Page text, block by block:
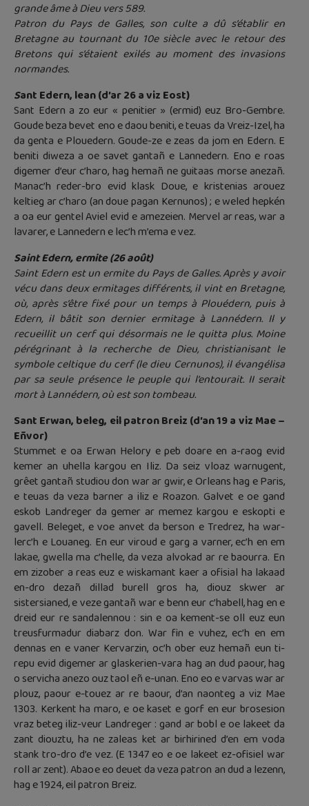
grande âme à Dieu vers 589.
Patron du Pays de Galles, son culte a dû s’établir en
Bretagne au tournant du 10e siècle avec le retour des
Bretons qui s’étaient exilés au moment des invasions
normandes.
Sant Edern, lean (d’ar 26 a viz Eost)
Sant Edern a zo eur « penitier » (ermid) euz Bro-Gembre.
Goude beza bevet eno e daou beniti, e teuas da Vreiz-Izel, ha
da genta e Plouedern. Goude-ze e zeas da jom en Edern. E
beniti diweza a oe savet gantañ e Lannedern. Eno e roas
digemer d’eur c’haro, hag hemañ ne guitaas morse anezañ.
Manac’h reder-bro evid klask Doue, e kristenias arouez
keltieg ar c’haro (an doue pagan Kernunos) ; e weled hepkén
a oa eur gentel Aviel evid e amezeien. Mervel ar reas, war a
lavarer, e Lannedern e lec’h m’ema e vez.
Saint Edern, ermite (26 août)
Saint Edern est un ermite du Pays de Galles. Après y avoir
vécu dans deux ermitages différents, il vint en Bretagne,
où, après s’être fixé pour un temps à Plouédern, puis à
Edern, il bâtit son dernier ermitage à Lannédern. Il y
recueillit un cerf qui désormais ne le quitta plus. Moine
pérégrinant à la recherche de Dieu, christianisant le
symbole celtique du cerf (le dieu Cernunos), il évangélisa
par sa seule présence le peuple qui l’entourait. II serait
mort à Lannédern, où est son tombeau.
Sant Erwan, beleg, eil patron Breiz (d’an 19 a viz Mae –
Eñvor)
Stummet e oa Erwan Helory e peb doare en a-raog evid
kemer an uhella kargou en Iliz. Da seiz vloaz warnugent,
grêet gantañ studiou don war ar gwir, e Orleans hag e Paris,
e teuas da veza barner a iliz e Roazon. Galvet e oe gand
eskob Landreger da gemer ar memez kargou e eskopti e
gavell. Beleget, e voe anvet da berson e Tredrez, ha war-
lerc’h e Louaneg. En eur viroud e garg a varner, ec’h en em
lakae, gwella ma c’helle, da veza alvokad ar re baourra. En
em zizober a reas euz e wiskamant kaer a ofisial ha lakaad
en-dro dezañ dillad burell gros ha, diouz skwer ar
sistersianed, e veze gantañ war e benn eur c’habell, hag en e
dreid eur re sandalennou : sin e oa kement-se oll euz eun
treusfurmadur diabarz don. War fin e vuhez, ec’h en em
dennas en e vaner Kervarzin, oc’h ober euz hemañ eun ti-
repu evid digemer ar glaskerien-vara hag an dud paour, hag
o servicha anezo ouz taol eñ e-unan. Eno eo e varvas war ar
plouz, paour e-touez ar re baour, d’an naonteg a viz Mae
1303. Kerkent ha maro, e oe kaset e gorf en eur brosesion
vraz beteg iliz-veur Landreger : gand ar bobl e oe lakeet da
zant diouztu, ha ne zaleas ket ar birhirined d’en em voda
stank tro-dro d’e vez. (E 1347 eo e oe lakeet ez-ofisiel war
roll ar zent). Abaoe eo deuet da veza patron an dud a lezenn,
hag e 1924, eil patron Breiz.